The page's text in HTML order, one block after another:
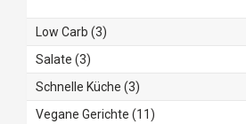
Low Carb (3)
Salate (3)
Schnelle Küche (3)
Vegane Gerichte (11)